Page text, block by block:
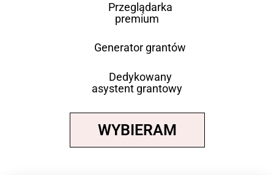
Przeglądarka
premium
Generator grantów
Dedykowany
asystent grantowy
WYBIERAM